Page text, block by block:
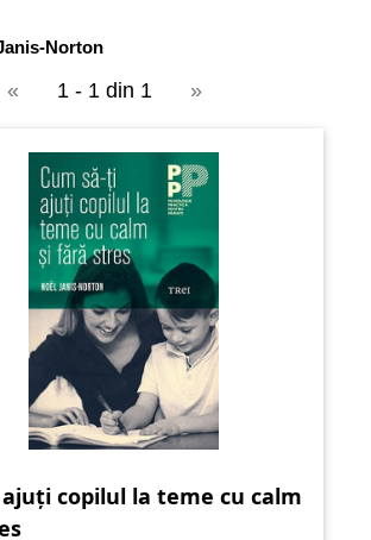
Norton
« 1 - 1 din 1 »
copilul la teme cu calm